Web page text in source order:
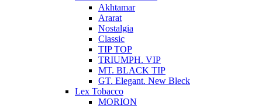
Akhtamar
Ararat
Nostalgia
Classic
TIP TOP
TRIUMPH. VIP
MT. BLACK TIP
GT. Elegant. New Bleck
Lex Tobacco
MORION